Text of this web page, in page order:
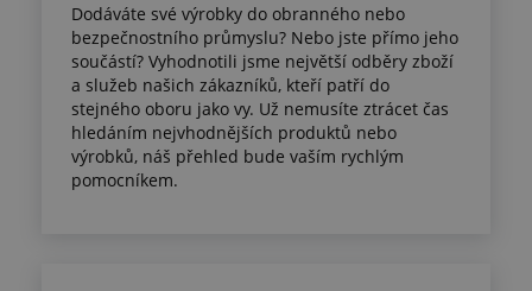
Dodáváte své výrobky do obranného nebo
bezpečnostního průmyslu? Nebo jste přímo jeho
součástí? Vyhodnotili jsme největší odběry zboží
a služeb našich zákazníků, kteří patří do
stejného oboru jako vy. Už nemusíte ztrácet čas
hledáním nejvhodnějších produktů nebo
výrobků, náš přehled bude vaším rychlým
pomocníkem.